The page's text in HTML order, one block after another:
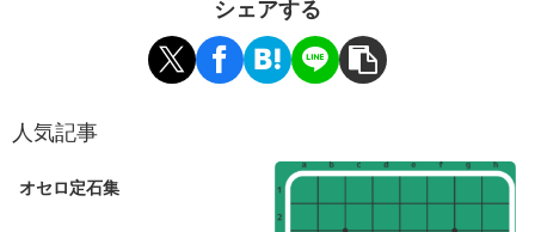
シェアする
人気記事
オセロ定石集